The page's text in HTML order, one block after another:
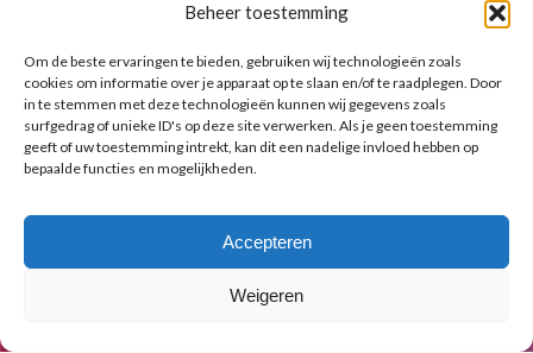
Beheer toestemming
Om de beste ervaringen te bieden, gebruiken wij technologieën zoals
cookies om informatie over je apparaat op te slaan en/of te raadplegen. Door
in te stemmen met deze technologieën kunnen wij gegevens zoals
surfgedrag of unieke ID's op deze site verwerken. Als je geen toestemming
geeft of uw toestemming intrekt, kan dit een nadelige invloed hebben op
bepaalde functies en mogelijkheden.
Accepteren
Weigeren
Ik BenFit 13 april 2016
Onlangs lazen we in de kranten dat
verschillende diëtisten en
gezondheidsinstellingen zich zorgen maken om
de rage rondom “wasbordjes”, maar waardoor
komt dat?